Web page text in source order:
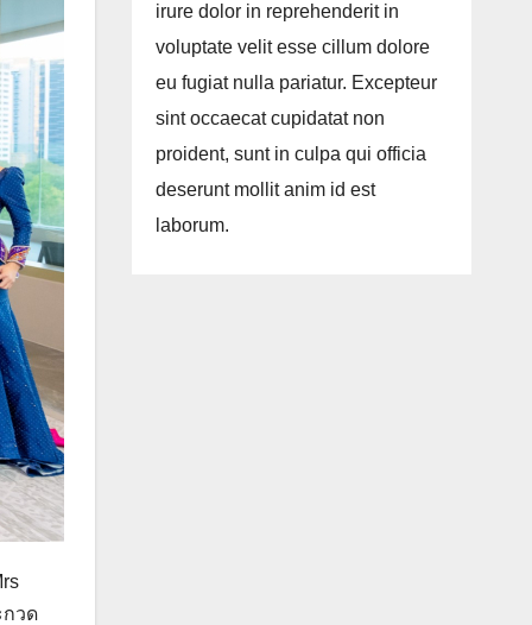
กวด
irure dolor in reprehenderit in
voluptate velit esse cillum dolore
eu fugiat nulla pariatur. Excepteur
sint occaecat cupidatat non
proident, sunt in culpa qui officia
deserunt mollit anim id est
laborum.